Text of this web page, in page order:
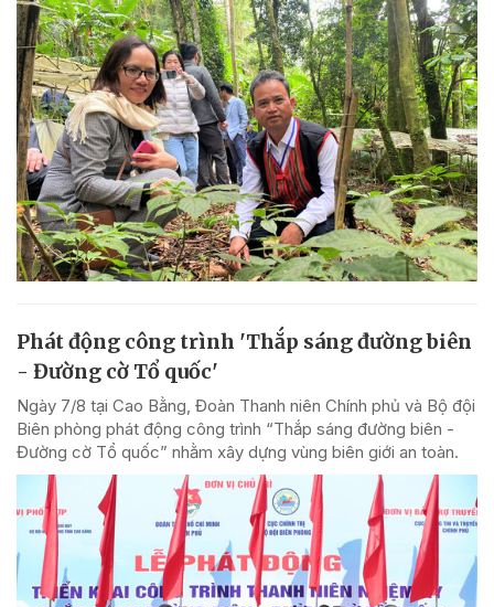
Phát động công trình 'Thắp sáng đường biên
- Đường cờ Tổ quốc'
Ngày 7/8 tại Cao Bằng, Đoàn Thanh niên Chính phủ và Bộ đội
Biên phòng phát động công trình “Thắp sáng đường biên -
Đường cờ Tổ quốc” nhằm xây dựng vùng biên giới an toàn.